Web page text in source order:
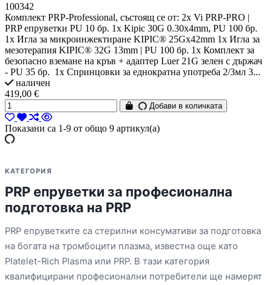
100342
Комплект PRP-Professional, състоящ се от: 2x Vi PRP-PRO |
PRP епруветки PU 10 бр. 1x Kipic 30G 0.30x4mm, PU 100 бр.
1x Игла за микроинжектиране KIPIC® 25Gx42mm 1x Игла за
мезотерапия KIPIC® 32G 13mm | PU 100 бр. 1x Комплект за
безопасно вземане на кръв + адаптер Luer 21G зелен с държач
- PU 35 бр. 1x Спринцовки за еднократна употреба 2/3мл 3...
наличен
419,00 €
Добави в количката
Показани са 1-9 от общо 9 артикул(а)
КАТЕГОРИЯ
PRP епруветки за професионална
подготовка на PRP
PRP епруветките са стерилни консумативи за подготовка
на богата на тромбоцити плазма, известна още като
Platelet-Rich Plasma или PRP. В тази категория
квалифицирани професионални потребители ще намерят